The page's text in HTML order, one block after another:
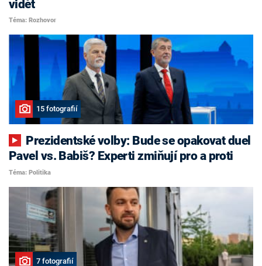
vidět
Téma: Rozhovor
15 fotografií
Pavel vs. Babiš? Experti zmiňují pro a proti
Téma: Politika
7 fotografií